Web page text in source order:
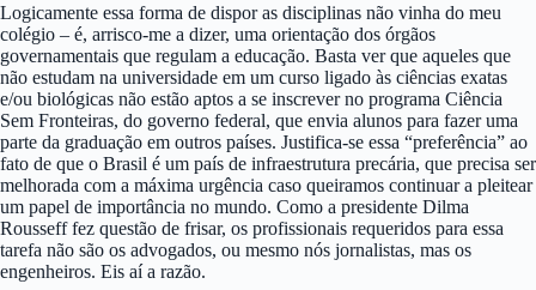
Logicamente essa forma de dispor as disciplinas não vinha do meu
colégio – é, arrisco-me a dizer, uma orientação dos órgãos
governamentais que regulam a educação. Basta ver que aqueles que
não estudam na universidade em um curso ligado às ciências exatas
e/ou biológicas não estão aptos a se inscrever no programa Ciência
Sem Fronteiras, do governo federal, que envia alunos para fazer uma
parte da graduação em outros países. Justifica-se essa “preferência” ao
fato de que o Brasil é um país de infraestrutura precária, que precisa ser
melhorada com a máxima urgência caso queiramos continuar a pleitear
um papel de importância no mundo. Como a presidente Dilma
Rousseff fez questão de frisar, os profissionais requeridos para essa
tarefa não são os advogados, ou mesmo nós jornalistas, mas os
engenheiros. Eis aí a razão.